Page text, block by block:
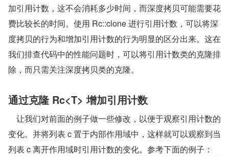
加引用计数，这不会消耗多少时间，而深度拷贝可能需要花
费比较长的时间。使用 Rc::clone 进行引用计数，可以将深
度拷贝的行为和增加引用计数的行为明显的区分出来。这在
我们排查代码中的性能问题时，可以将引用计数类的克隆排
除，而只需关注深度拷贝类的克隆。
通过克隆 Rc<T> 增加引用计数
变化。并将列表 c 置于内部作用域中，这样就可以观察到当
列表 c 离开作用域时引用计数的变化。参考下面的例子：